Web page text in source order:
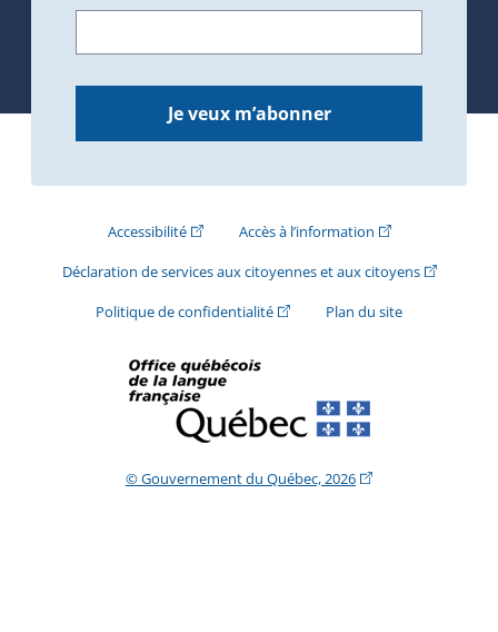
Je veux m’abonner
Accessibilité(Cet hyperlien externe s'ouvrira dans une
Accès à l’information(Cet hyperlien
Déclaration de services aux citoyennes et aux citoyens(Cet
Politique de confidentialité(Cet hyperlien externe s'ouvrira
Plan du site
© Gouvernement du Québec, 2026(Cet hyperlien